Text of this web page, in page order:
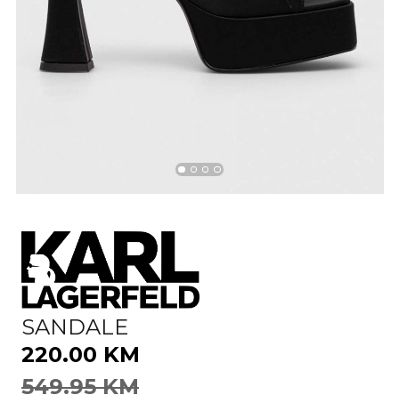
SANDALE
220.00 KM
549.95 KM